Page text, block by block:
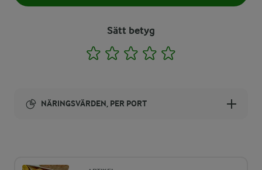
Sätt betyg
1 2 3 4
NÄRINGSVÄRDEN, PER PORT